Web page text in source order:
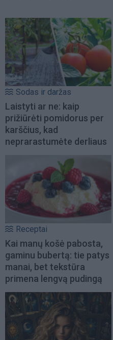
Sodas ir daržas
Laistyti ar ne: kaip
prižiūrėti pomidorus per
karščius, kad
neprarastumėte derliaus
Receptai
Kai manų košė pabosta,
gaminu bubertą: tie patys
manai, bet tekstūra
primena lengvą pudingą